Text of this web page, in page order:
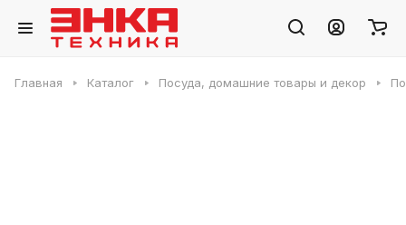
Главная Каталог Посуда, домашние товары и декор